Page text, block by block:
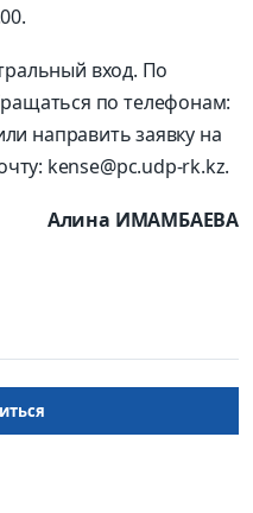
вход. По
по телефонам:
направить заявку на
kense@pc.udp-rk.kz.
Алина ИМАМБАЕВА